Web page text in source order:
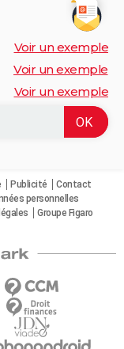
Voir un exemple
Voir un exemple
Voir un exemple
Publicité
Contact
personnelles
Groupe Figaro